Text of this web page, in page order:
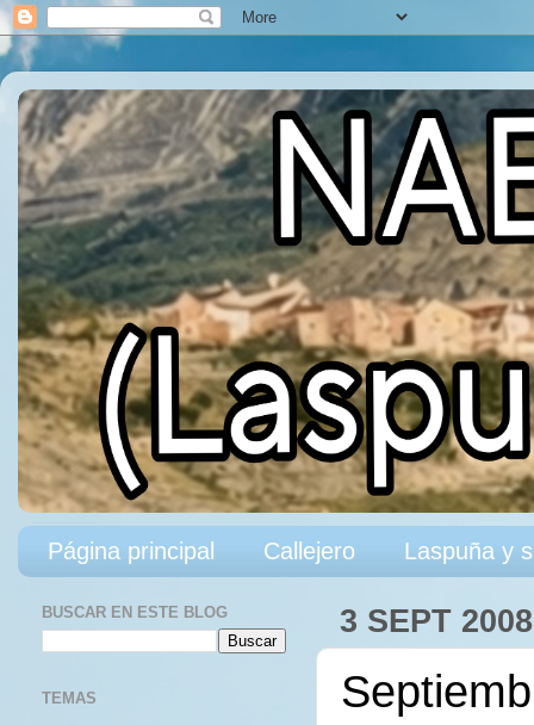
Página principal Callejero Laspuña y
3 SEPT 2008
BUSCAR EN ESTE BLOG
TEMAS